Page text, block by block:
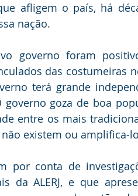
afligem o país, há
nação.
governo foram
das costumeiras
terá grande
goza de boa
entre os mais
existem ou amplifica-
por conta de
da ALERJ, e que